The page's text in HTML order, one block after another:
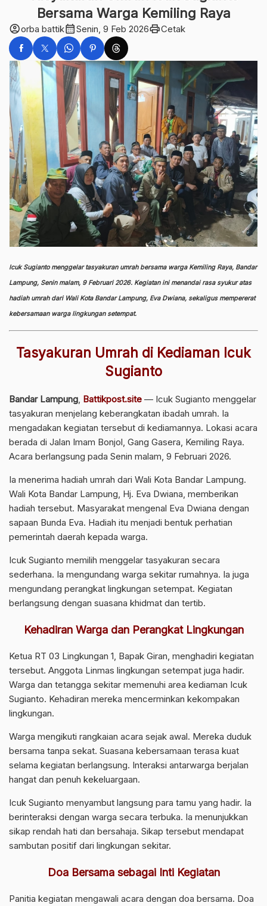
Bersama Warga Kemiling Raya
account_circleorba battikcalendar_monthSenin, 9 Feb 2026printCetak
Icuk Sugianto menggelar tasyakuran umrah bersama warga Kemiling Raya, Bandar
Lampung, Senin malam, 9 Februari 2026. Kegiatan ini menandai rasa syukur atas
hadiah umrah dari Wali Kota Bandar Lampung, Eva Dwiana, sekaligus mempererat
kebersamaan warga lingkungan setempat.
Tasyakuran Umrah di Kediaman Icuk
Sugianto
Bandar Lampung Battikpost.site — Icuk Sugianto menggelar
tasyakuran menjelang keberangkatan ibadah umrah. Ia
mengadakan kegiatan tersebut di kediamannya. Lokasi acara
berada di Jalan Imam Bonjol, Gang Gasera, Kemiling Raya.
Acara berlangsung pada Senin malam, 9 Februari 2026.
Ia menerima hadiah umrah dari Wali Kota Bandar Lampung.
Wali Kota Bandar Lampung, Hj. Eva Dwiana, memberikan
hadiah tersebut. Masyarakat mengenal Eva Dwiana dengan
sapaan Bunda Eva. Hadiah itu menjadi bentuk perhatian
pemerintah daerah kepada warga.
Icuk Sugianto memilih menggelar tasyakuran secara
sederhana. Ia mengundang warga sekitar rumahnya. Ia juga
mengundang perangkat lingkungan setempat. Kegiatan
berlangsung dengan suasana khidmat dan tertib.
Kehadiran Warga dan Perangkat Lingkungan
Ketua RT 03 Lingkungan 1, Bapak Giran, menghadiri kegiatan
tersebut. Anggota Linmas lingkungan setempat juga hadir.
Warga dan tetangga sekitar memenuhi area kediaman Icuk
Sugianto. Kehadiran mereka mencerminkan kekompakan
lingkungan.
Warga mengikuti rangkaian acara sejak awal. Mereka duduk
bersama tanpa sekat. Suasana kebersamaan terasa kuat
selama kegiatan berlangsung. Interaksi antarwarga berjalan
hangat dan penuh kekeluargaan.
Icuk Sugianto menyambut langsung para tamu yang hadir. Ia
berinteraksi dengan warga secara terbuka. Ia menunjukkan
sikap rendah hati dan bersahaja. Sikap tersebut mendapat
sambutan positif dari lingkungan sekitar.
Doa Bersama sebagai Inti Kegiatan
Panitia kegiatan mengawali acara dengan doa bersama. Doa